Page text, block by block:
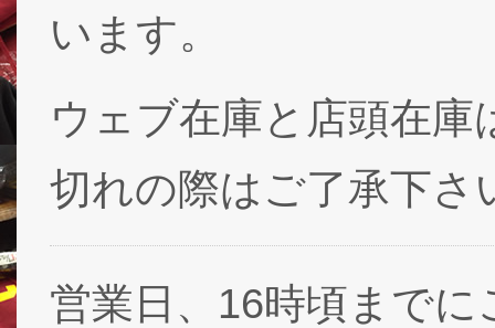
います。
ウェブ在庫と店頭在
切れの際はご了承下さ
営業日、16時頃まで